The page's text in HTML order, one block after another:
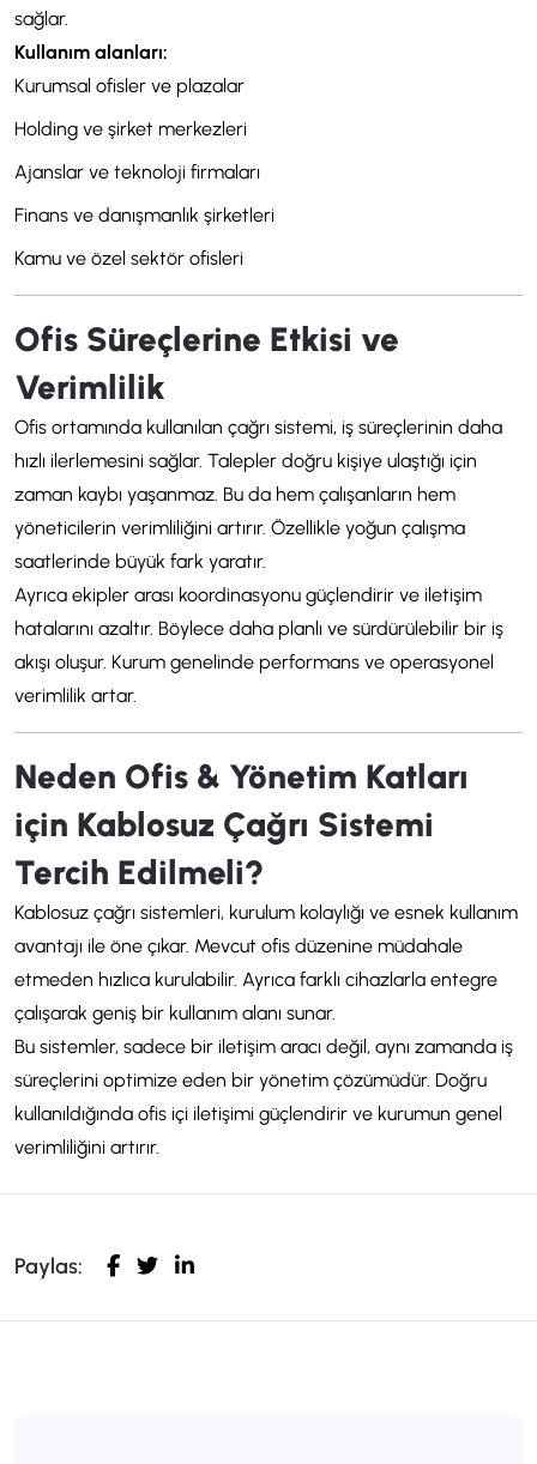
sağlar.
Kullanım alanları:
Kurumsal ofisler ve plazalar
Holding ve şirket merkezleri
Ajanslar ve teknoloji firmaları
Finans ve danışmanlık şirketleri
Kamu ve özel sektör ofisleri
Ofis Süreçlerine Etkisi ve
Verimlilik
Ofis ortamında kullanılan çağrı sistemi, iş süreçlerinin daha
hızlı ilerlemesini sağlar. Talepler doğru kişiye ulaştığı için
zaman kaybı yaşanmaz. Bu da hem çalışanların hem
yöneticilerin verimliliğini artırır. Özellikle yoğun çalışma
saatlerinde büyük fark yaratır.
Ayrıca ekipler arası koordinasyonu güçlendirir ve iletişim
hatalarını azaltır. Böylece daha planlı ve sürdürülebilir bir iş
akışı oluşur. Kurum genelinde performans ve operasyonel
verimlilik artar.
Neden Ofis & Yönetim Katları
için Kablosuz Çağrı Sistemi
Tercih Edilmeli?
Kablosuz çağrı sistemleri, kurulum kolaylığı ve esnek kullanım
avantajı ile öne çıkar. Mevcut ofis düzenine müdahale
etmeden hızlıca kurulabilir. Ayrıca farklı cihazlarla entegre
çalışarak geniş bir kullanım alanı sunar.
Bu sistemler, sadece bir iletişim aracı değil, aynı zamanda iş
süreçlerini optimize eden bir yönetim çözümüdür. Doğru
kullanıldığında ofis içi iletişimi güçlendirir ve kurumun genel
verimliliğini artırır.
Paylas: